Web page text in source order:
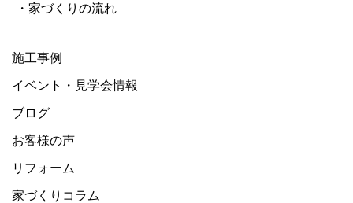
・家づくりの流れ
施工事例
イベント・見学会情報
ブログ
お客様の声
リフォーム
家づくりコラム